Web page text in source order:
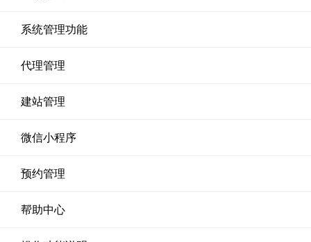
系统管理功能
代理管理
建站管理
微信小程序
预约管理
帮助中心